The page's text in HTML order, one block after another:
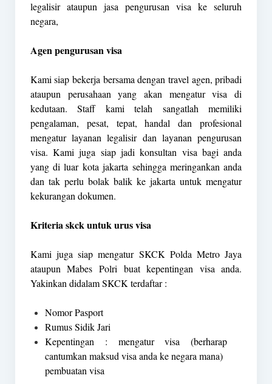
legalisir ataupun jasa pengurusan visa ke seluruh
negara,
Agen pengurusan visa
Kami siap bekerja bersama dengan travel agen, pribadi
ataupun perusahaan yang akan mengatur visa di
kedutaan. Staff kami telah sangatlah memiliki
pengalaman, pesat, tepat, handal dan profesional
mengatur layanan legalisir dan layanan pengurusan
visa. Kami juga siap jadi konsultan visa bagi anda
yang di luar kota jakarta sehingga meringankan anda
dan tak perlu bolak balik ke jakarta untuk mengatur
kekurangan dokumen.
Kriteria skck untuk urus visa
Kami juga siap mengatur SKCK Polda Metro Jaya
ataupun Mabes Polri buat kepentingan visa anda.
Yakinkan didalam SKCK terdaftar :
Nomor Pasport
Rumus Sidik Jari
Kepentingan : mengatur visa (berharap
cantumkan maksud visa anda ke negara mana)
pembuatan visa